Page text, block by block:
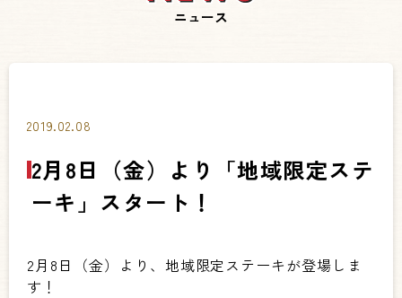
ニュース
2019.02.08
2月8日（金）より「地域限定ステ
ーキ」スタート！
2月8日（金）より、地域限定ステーキが登場しま
す！